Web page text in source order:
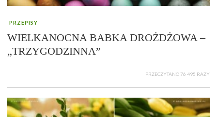
PRZEPISY
WIELKANOCNA BABKA DROŻDŻOWA –
„TRZYGODZINNA”
PRZECZYTANO 76 495 RAZY